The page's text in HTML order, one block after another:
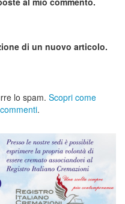
di un nuovo articolo.
lo spam. Scopri come
.